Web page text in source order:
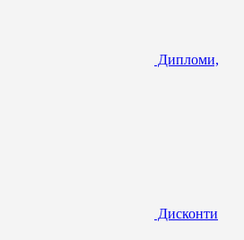
Дипломи,
Дисконти